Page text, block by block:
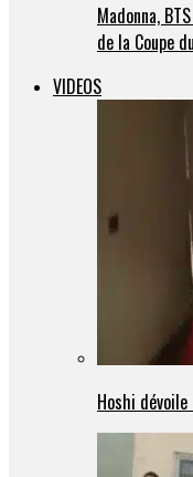
Madonna,
de la Coupe
VIDEOS
Hoshi